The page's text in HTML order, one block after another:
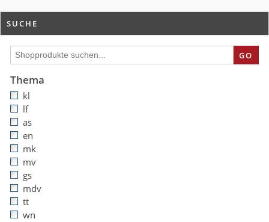
SUCHE
GO
Thema
kl
lf
as
en
mk
mv
gs
mdv
tt
wn